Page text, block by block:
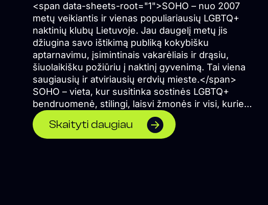
<span data-sheets-root="1">SOHO – nuo 2007
metų veikiantis ir vienas populiariausių LGBTQ+
naktinių klubų Lietuvoje. Jau daugelį metų jis
džiugina savo ištikimą publiką kokybišku
aptarnavimu, įsimintinais vakarėliais ir drąsiu,
šiuolaikišku požiūriu į naktinį gyvenimą. Tai viena
saugiausių ir atviriausių erdvių mieste.</span>
SOHO – vieta, kur susitinka sostinės LGBTQ+
bendruomenė, stilingi, laisvi žmonės ir visi, kurie
ieško geros energijos bei nepamirštamų nakties
akimirkų.
Skaityti daugiau